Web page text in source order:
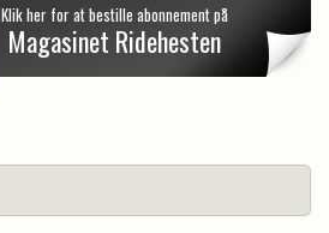
Klik her for at bestille abonnement på
Magasinet Ridehesten